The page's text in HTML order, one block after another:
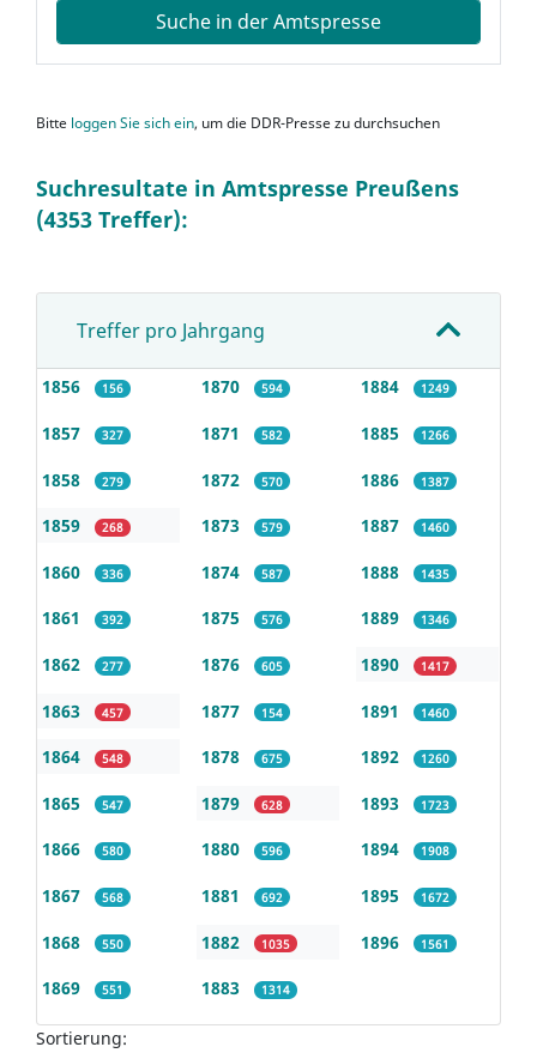
Suche in der Amtspresse
Bitte loggen Sie sich ein, um die DDR-Presse zu durchsuchen
Suchresultate in Amtspresse Preußens
(4353 Treffer):
Treffer pro Jahrgang
1856 156
1857 327
1858 279
1859 268
1860 336
1861 392
1862 277
1863 457
1864 548
1865 547
1866 580
1867 568
1868 550
1869 551
1870 594
1871 582
1872 570
1873 579
1874 587
1875 576
1876 605
1877 154
1878 675
1879 628
1880 596
1881 692
1882 1035
1883 1314
1884 1249
1885 1266
1886 1387
1887 1460
1888 1435
1889 1346
1890 1417
1891 1460
1892 1260
1893 1723
1894 1908
1895 1672
1896 1561
Sortierung: